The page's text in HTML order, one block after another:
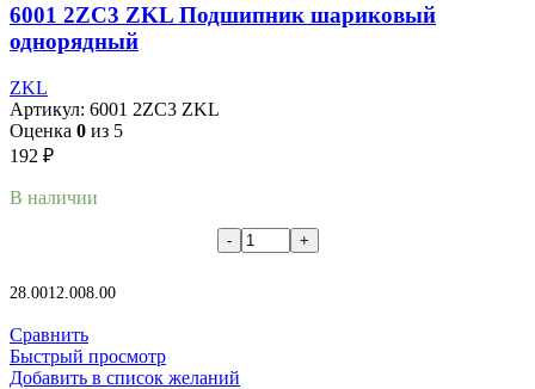
6001 2ZC3 ZKL Подшипник шариковый
однорядный
ZKL
Артикул: 6001 2ZC3 ZKL
Оценка 0 из 5
192 ₽
В наличии
28.0012.008.00
Сравнить
Быстрый просмотр
Добавить в список желаний